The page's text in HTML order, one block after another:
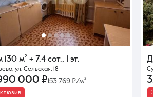
130 м² + 7.4 сот., 1 эт.
ул. Сельская, 18
000 ₽ 153 769 ₽/м²